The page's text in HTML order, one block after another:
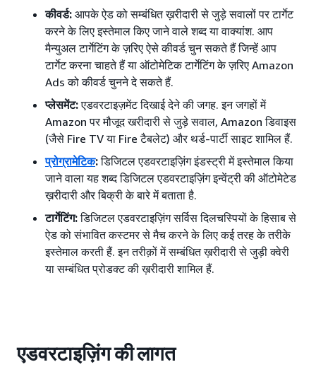
कीवर्ड: आपके ऐड को सम्बंधित ख़रीदारी से जुड़े सवालों पर टार्गेट
करने के लिए इस्तेमाल किए जाने वाले शब्द या वाक्यांश. आप
मैन्युअल टार्गेटिंग के ज़रिए ऐसे कीवर्ड चुन सकते हैं जिन्हें आप
टार्गेट करना चाहते हैं या ऑटोमेटिक टार्गेटिंग के ज़रिए Amazon
Ads को कीवर्ड चुनने दे सकते हैं.
प्लेसमेंट:एडवरटाइज़मेंट दिखाई देने की जगह. इन जगहों में
Amazon पर मौजूद खरीदारी से जुड़े सवाल, Amazon डिवाइस
(जैसे Fire TV या Fire टैबलेट) और थर्ड-पार्टी साइट शामिल हैं.
प्रोग्रामेटिक:डिजिटल एडवरटाइज़िंग इंडस्ट्री में इस्तेमाल किया
जाने वाला यह शब्द डिजिटल एडवरटाइज़िंग इन्वेंट्री की ऑटोमेटेड
ख़रीदारी और बिक्री के बारे में बताता है.
टार्गेटिंग:डिजिटल एडवरटाइज़िंग सर्विस दिलचस्पियों के हिसाब से
ऐड को संभावित कस्टमर से मैच करने के लिए कई तरह के तरीके
इस्तेमाल करती हैं. इन तरीक़ों में सम्बंधित ख़रीदारी से जुड़ी क्वेरी
या सम्बंधित प्रोडक्ट की ख़रीदारी शामिल हैं.
एडवरटाइज़िंग की लागत